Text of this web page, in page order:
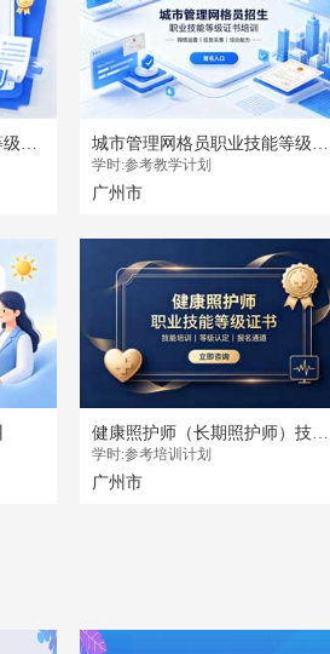
劳动保障协理员职业技能等级证书 城市管理网格员职业技能等级证书
学时:参考教学计划
广州市
健康照护师（长期照护师）技能等级证书培训
学时:参考培训计划
广州市